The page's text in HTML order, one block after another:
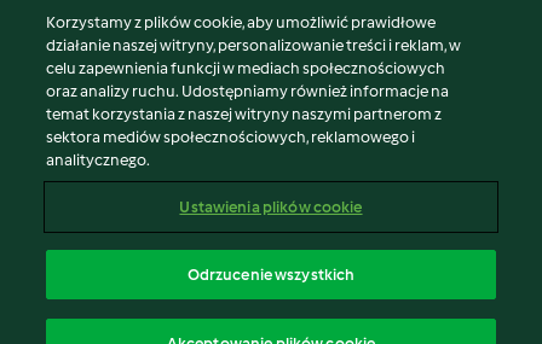
© Copyright 2026
Warunki korzystania
Polityka prywatności
Disclaimer
Znak wydawcy
Zgłoś treść
Oświadczenie o dostępności
Korzystamy z plików cookie, aby umożliwić prawidłowe
działanie naszej witryny, personalizowanie treści i reklam, w
celu zapewnienia funkcji w mediach społecznościowych
oraz analizy ruchu. Udostępniamy również informacje na
temat korzystania z naszej witryny naszymi partnerom z
sektora mediów społecznościowych, reklamowego i
analitycznego.
Ustawienia plików cookie
Odrzucenie wszystkich